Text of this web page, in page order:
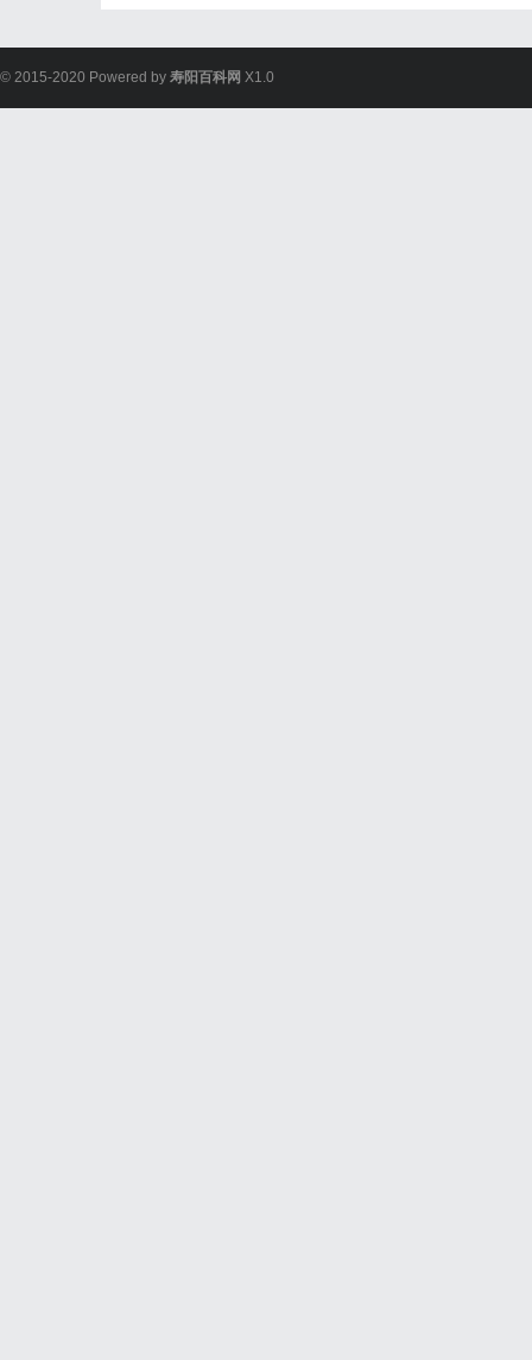
© 2015-2020 Powered by 寿阳百科网 X1.0